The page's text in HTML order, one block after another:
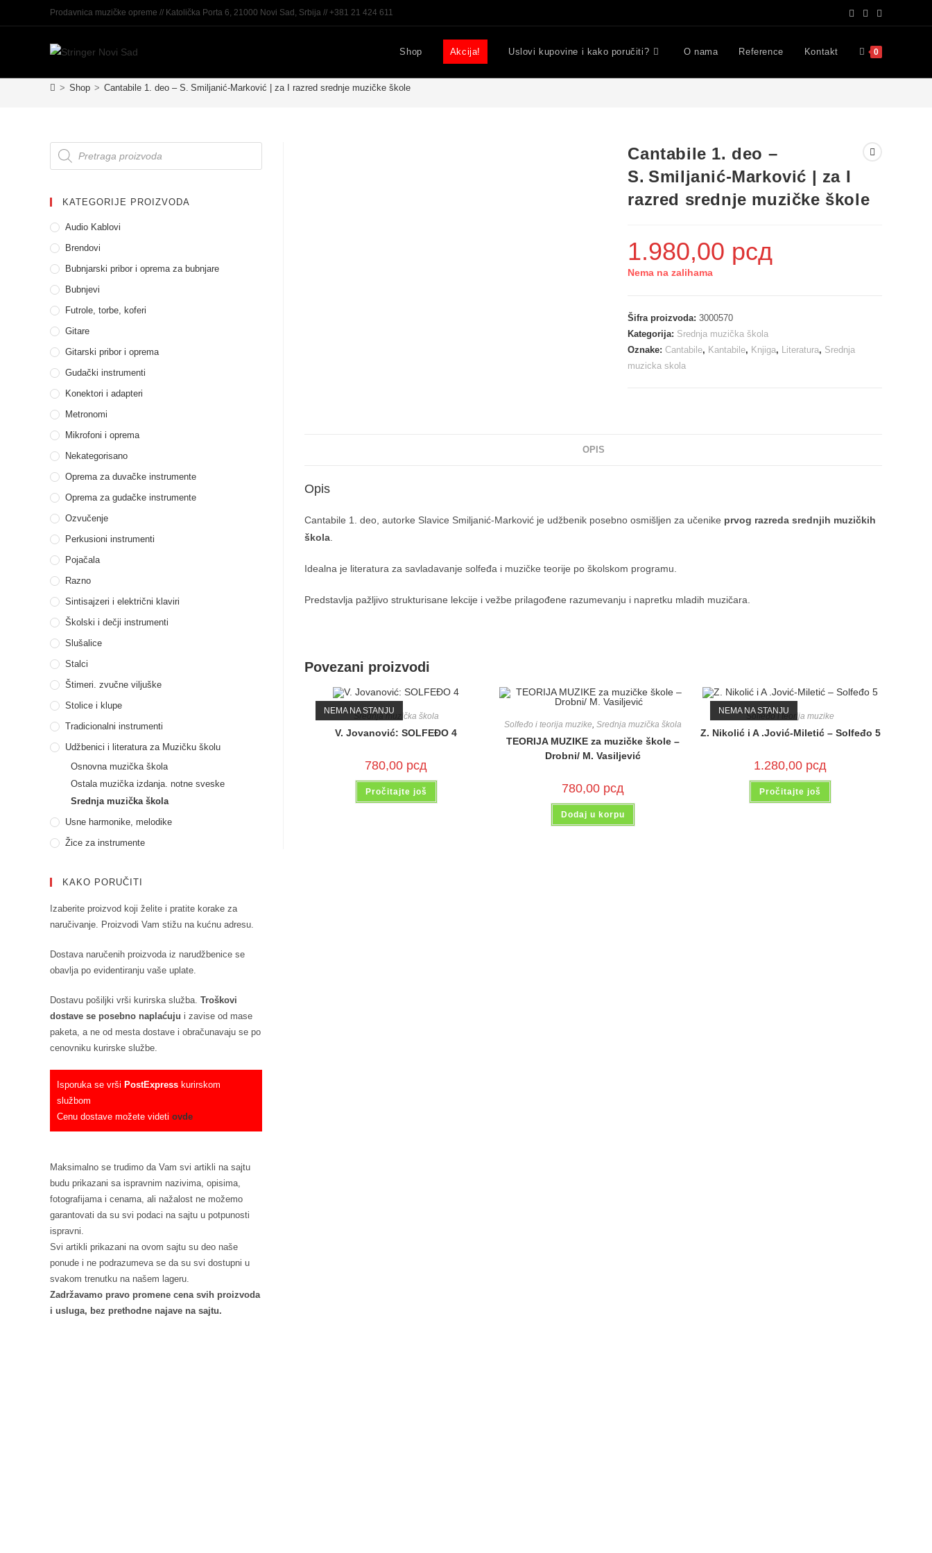
Prodavnica muzičke opreme // Katolička Porta 6, 21000 Novi Sad, Srbija // +381 21 424 611
Shop Akcija! Uslovi kupovine i kako poručiti? O nama Reference Kontakt 0
> Shop > Cantabile 1. deo – S. Smiljanić‑Marković | za I razred srednje muzičke škole
Cantabile 1. deo –
S. Smiljanić‑Marković | za I
razred srednje muzičke škole
1.980,00 рсд
Nema na zalihama
Šifra proizvoda:3000570
Kategorija: Srednja muzička škola
Oznake:Cantabile, Kantabile, Knjiga, Literatura, Srednja
muzicka skola
OPIS
Opis
Cantabile 1. deo, autorke Slavice Smiljanić‑Marković je udžbenik posebno osmišljen za učenike prvog razreda srednjih muzičkih
škola
Idealna je literatura za savladavanje solfeđa i muzičke teorije po školskom programu.
Predstavlja pažljivo strukturisane lekcije i vežbe prilagođene razumevanju i napretku mladih muzičara.
Povezani proizvodi
NEMA NA STANJU
Srednja muzička škola
V. Jovanović: SOLFEĐO 4
780,00 рсд
Pročitajte još
Solfeđo i teorija muzike,Srednja muzička škola
TEORIJA MUZIKE za muzičke škole –
Drobni/ M. Vasiljević
780,00 рсд
Dodaj u korpu
NEMA NA STANJU
Solfeđo i teorija muzike
Z. Nikolić i A .Jović-Miletić – Solfeđo 5
1.280,00 рсд
Pročitajte još
KATEGORIJE PROIZVODA
Audio Kablovi
Brendovi
Bubnjarski pribor i oprema za bubnjare
Bubnjevi
Futrole, torbe, koferi
Gitare
Gitarski pribor i oprema
Gudački instrumenti
Konektori i adapteri
Metronomi
Mikrofoni i oprema
Nekategorisano
Oprema za duvačke instrumente
Oprema za gudačke instrumente
Ozvučenje
Perkusioni instrumenti
Pojačala
Razno
Sintisajzeri i električni klaviri
Školski i dečji instrumenti
Slušalice
Stalci
Štimeri. zvučne viljuške
Stolice i klupe
Tradicionalni instrumenti
Udžbenici i literatura za Muzičku školu
Osnovna muzička škola
Ostala muzička izdanja. notne sveske
Srednja muzička škola
Usne harmonike, melodike
Žice za instrumente
KAKO PORUČITI
Izaberite proizvod koji želite i pratite korake za
naručivanje. Proizvodi Vam stižu na kućnu adresu.
Dostava naručenih proizvoda iz narudžbenice se
obavlja po evidentiranju vaše uplate.
Dostavu pošiljki vrši kurirska služba. Troškovi
dostave se posebno naplaćuju i zavise od mase
paketa, a ne od mesta dostave i obračunavaju se po
cenovniku kurirske službe.
Isporuka se vrši PostExpress kurirskom
službom
Cenu dostave možete videti ovde
Maksimalno se trudimo da Vam svi artikli na sajtu
budu prikazani sa ispravnim nazivima, opisima,
fotografijama i cenama, ali nažalost ne možemo
garantovati da su svi podaci na sajtu u potpunosti
ispravni.
Svi artikli prikazani na ovom sajtu su deo naše
ponude i ne podrazumeva se da su svi dostupni u
svakom trenutku na našem lageru.
Zadržavamo pravo promene cena svih proizvoda
i usluga, bez prethodne najave na sajtu.